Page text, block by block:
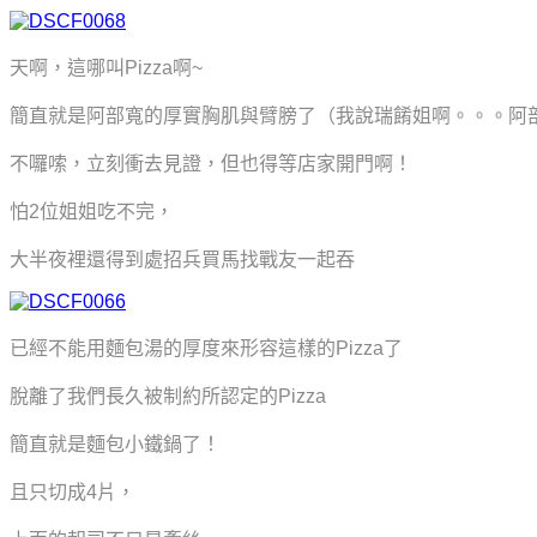
天啊，這哪叫Pizza啊~
簡直就是阿部寬的厚實胸肌與臂膀了 （我說瑞餚姐啊。。。阿
不囉嗦，立刻衝去見證，但也得等店家開門啊！
怕2位姐姐吃不完，
大半夜裡還得到處招兵買馬找戰友一起吞
已經不能用麵包湯的厚度來形容這樣的Pizza了
脫離了我們長久被制約所認定的Pizza
簡直就是麵包小鐵鍋了！
且只切成4片，